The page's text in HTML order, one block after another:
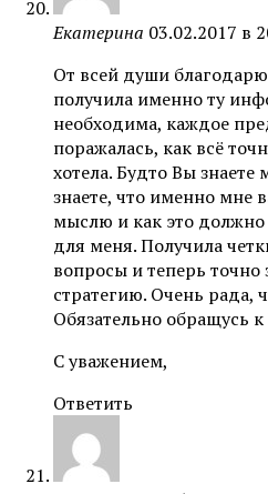
Екатерина 03.02.2017 в
От всей души
получила именно ту
необходима, каждое
поражалась, как всё
хотела. Будто Вы
знаете, что именно мне
мыслю и как это
для меня. Получила
вопросы и теперь
стратегию. Очень рада,
Обязательно обращусь
С уважением,
Ответить